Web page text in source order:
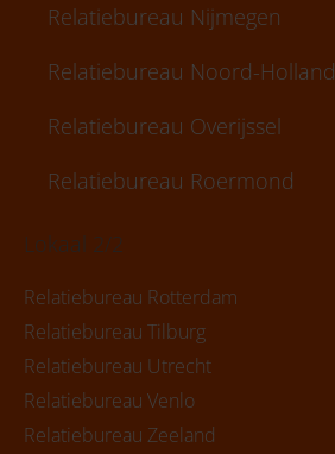
Relatiebureau Nijmegen
Relatiebureau Noord-Holland
Relatiebureau Overijssel
Relatiebureau Roermond
Lokaal 2/2
Relatiebureau Rotterdam
Relatiebureau Tilburg
Relatiebureau Utrecht
Relatiebureau Venlo
Relatiebureau Zeeland